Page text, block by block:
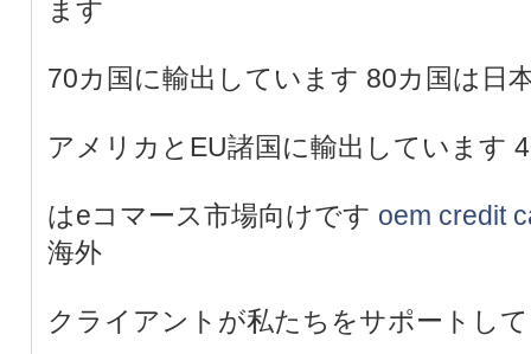
ます
70カ国に輸出しています 80カ国は日
アメリカとEU諸国に輸出しています
はeコマース市場向けです oem credit
海外
クライアントが私たちをサポートし